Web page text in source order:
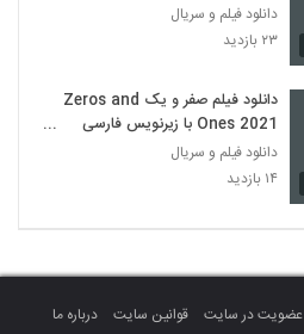
دانلود فیلم و سریال
۲۳ بازدید
دانلود فیلم صفر و یک Zeros and
Ones 2021 با زیرنویس فارسی
چسبیده
دانلود فیلم و سریال
۱۴ بازدید
عضویت در سایت قوانین سایت
درباره ما